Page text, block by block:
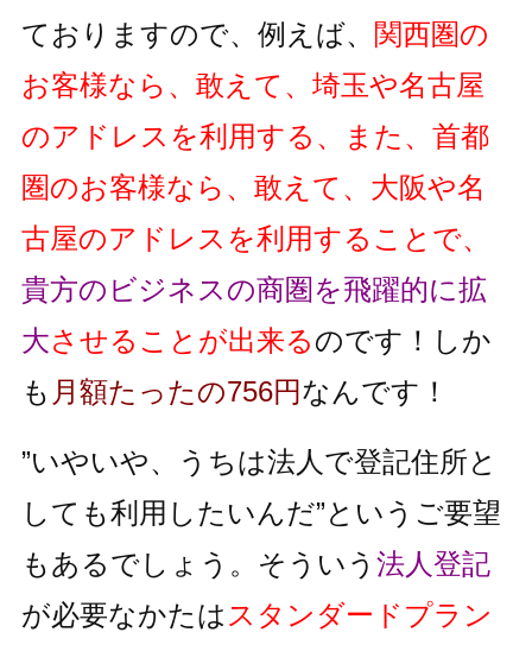
ておりますので、例えば、 関西圏の
お客様なら、敢えて、埼玉や名古屋
のアドレスを利用する、また、首都
圏のお客様なら、敢えて、大阪や名
古屋のアドレスを利用することで、
貴方のビジネスの商圏を飛躍的に拡
大させることが出来るのです！しか
も 月額たったの756円なんです！
”いやいや、うちは法人で登記住所と
しても利用したいんだ”というご要望
もあるでしょう。そういう 法人登記
が必要なかたは スタンダードプラン